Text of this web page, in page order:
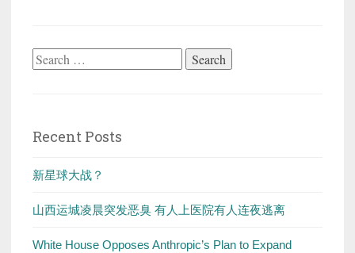
Search
Recent Posts
新星球大战？
山西运城凌晨突发恶臭 有人上医院有人连夜逃离
White House Opposes Anthropic’s Plan to Expand